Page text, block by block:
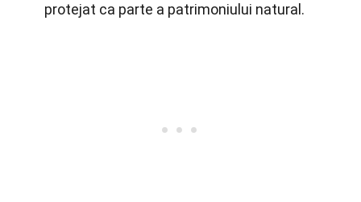
protejat ca parte a patrimoniului natural.